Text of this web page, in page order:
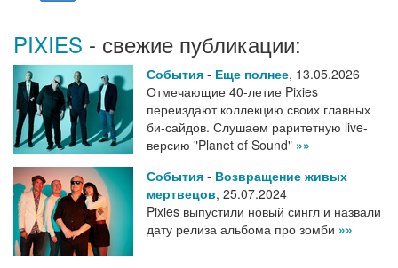
PIXIES - свежие публикации:
События - Еще полнее, 13.05.2026
Отмечающие 40-летие Pixies
переиздают коллекцию своих главных
би-сайдов. Слушаем раритетную live-
версию "Planet of Sound" »»
События - Возвращение живых
мертвецов, 25.07.2024
Pixies выпустили новый сингл и назвали
дату релиза альбома про зомби »»